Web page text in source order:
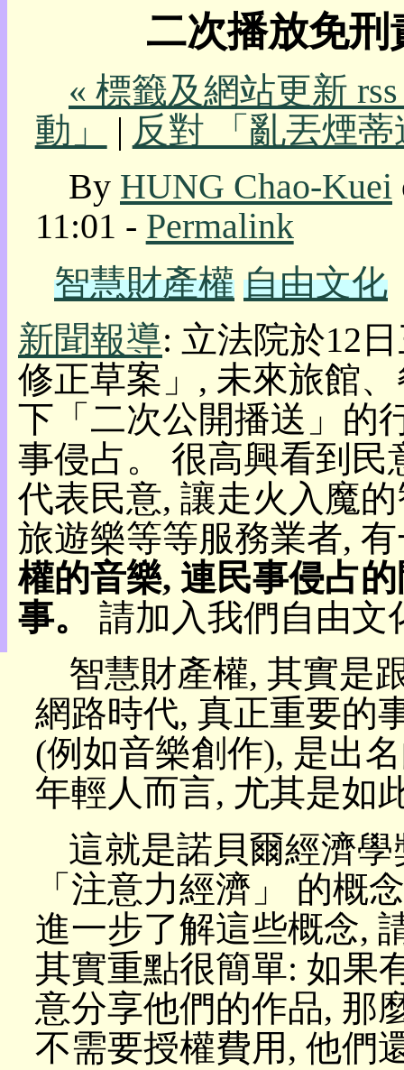
群
活
動
本
層
上
目
錄
此
頁
@
朝
陽
English
二次播放免刑
« 標籤及網站更新
動」
| 反對 「亂丟煙
By HUNG Chao-Kuei
11:01 - Permalink
智慧財產權 自由文化
新聞報導: 立法院於12
修正草案」, 未來旅館
下「二次公開播送」的
事侵占。 很高興看到
代表民意, 讓走火入魔
旅遊樂等等服務業者,
權的音樂, 連民事侵占
事。
請加入我們自由文
智慧財產權, 其實是
網路時代, 真正重要的
(例如音樂創作), 是出
年輕人而言, 尤其是如
這就是諾貝爾經濟學
「注意力經濟」 的概
進一步了解這些概念,
其實重點很簡單: 如果
意分享他們的作品, 那
不需要授權費用, 他們